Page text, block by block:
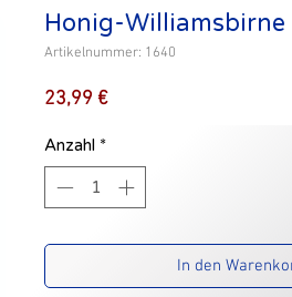
Honig-Williamsbirne
Artikelnummer: 1640
23,99 €Preis
Anzahl *
In den